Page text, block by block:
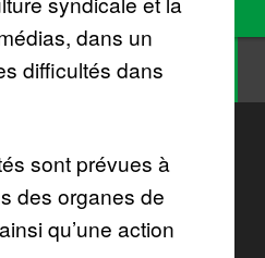
dans un
difficultés dans
sont prévues à
des organes de
qu’une action